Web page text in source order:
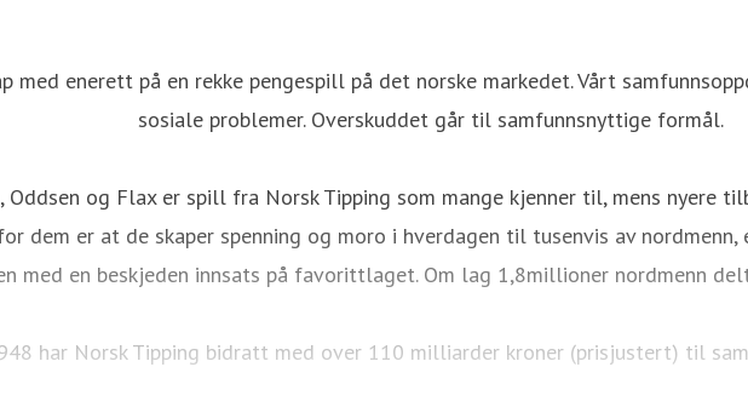
med enerett på en rekke pengespill på det norske markedet. Vårt
sosiale problemer. Overskuddet går til samfunnsnyttige formål.
og Flax er spill fra Norsk Tipping som mange kjenner til, mens nyere
dem er at de skaper spenning og moro i hverdagen til tusenvis av
med en beskjeden innsats på favorittlaget. Om lag 1,8millioner nordmenn
har Norsk Tipping bidratt med over 110 milliarder kroner (prisjustert) til